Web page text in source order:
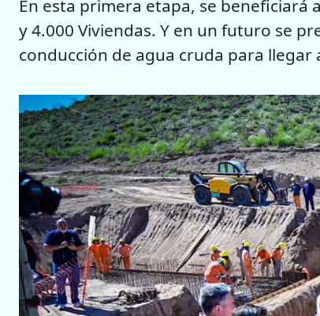
En esta primera etapa, se beneficiará
y 4.000 Viviendas. Y en un futuro se
conducción de agua cruda para llegar